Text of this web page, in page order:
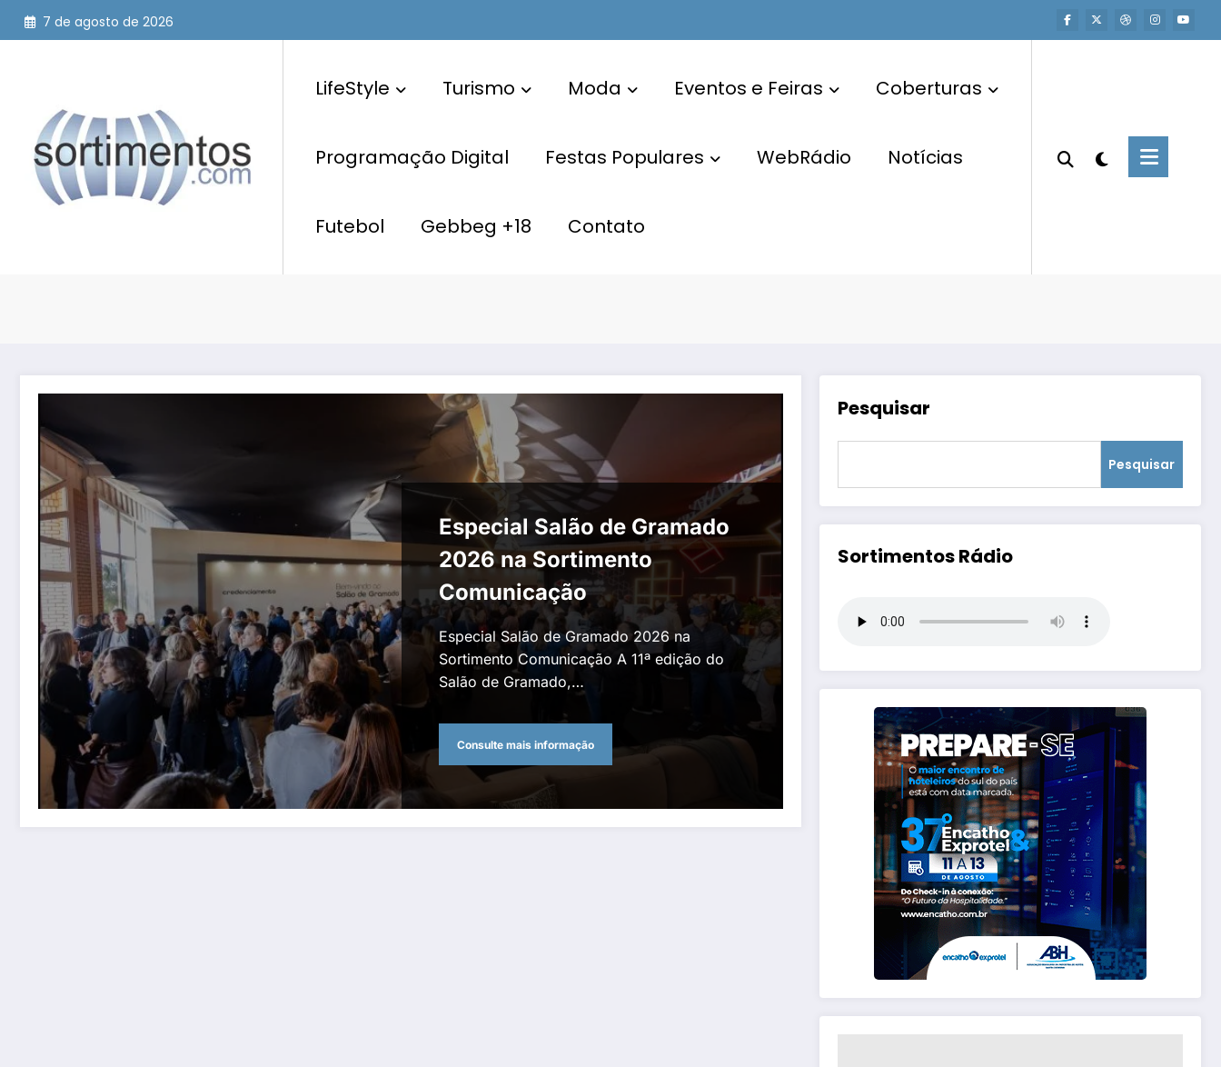
Pular
para
7 de agosto de 2026
LifeStyle Turismo Moda Eventos e Feiras Coberturas
Programação Digital Festas Populares WebRádio Notícias
Futebol Gebbeg +18 Contato
Especial Salão de Gramado
2026 na Sortimento
Comunicação
Especial Salão de Gramado 2026 na
Sortimento Comunicação A 11ª edição do
Salão de Gramado,…
Consulte mais informação
Pesquisar
Pesquisar
Sortimentos Rádio